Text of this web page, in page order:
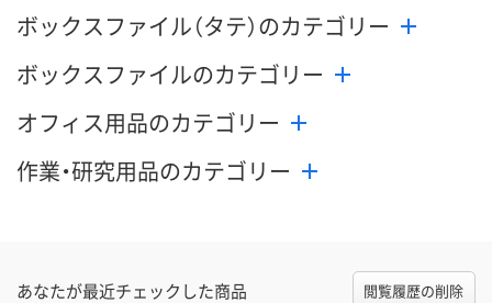
ボックスファイル（タテ）のカテゴリー
ボックスファイルのカテゴリー
オフィス用品のカテゴリー
作業・研究用品のカテゴリー
あなたが最近チェックした商品 閲覧履歴の削除